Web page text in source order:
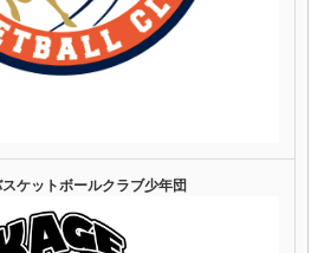
ケットボールクラブ少年団